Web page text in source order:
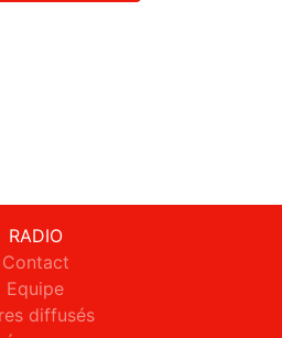
RADIO
Contact
Equipe
diffusés